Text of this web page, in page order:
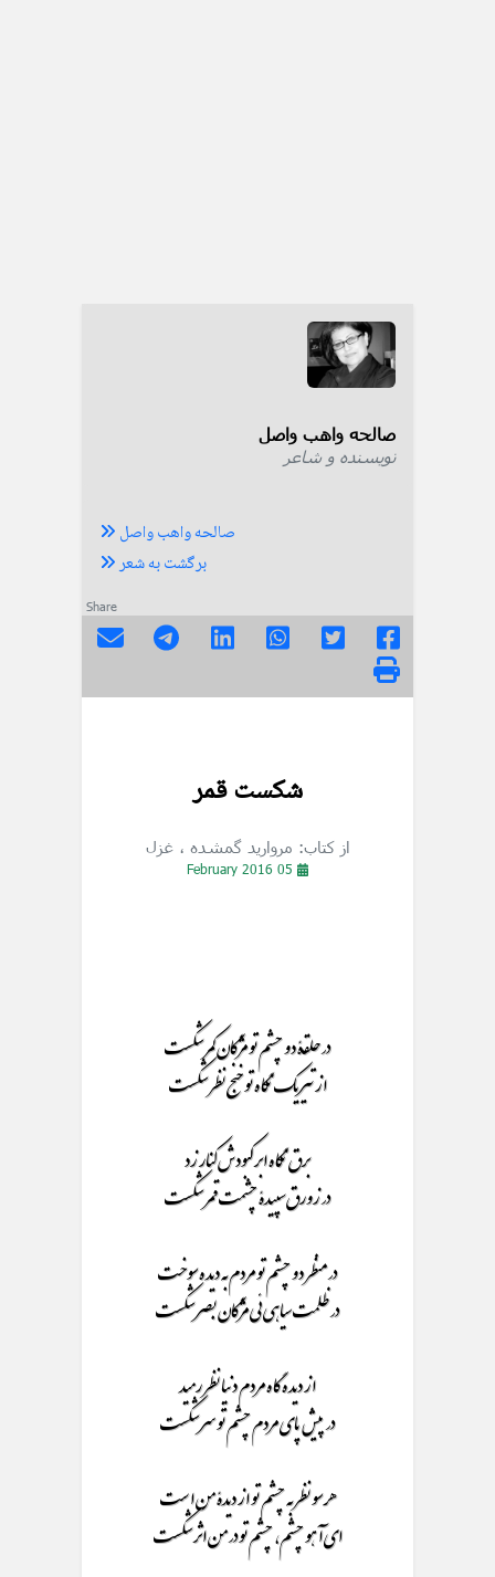
صالحه واهب واصل
نویسنده و شاعر
صالحه واهب واصل
برگشت به شعر
Share
شکست قمر
از کتاب: مروارید گمشده ، غزل
در حلقۀ دو چشم تو مژگان کمر شکست
از تیر یک نگاه تو خنج نظر شکست
برق نگاه ابر کبودش کنار زد
در زورق سپیدۀ چشمت قمر شکست
در منظر دو چشم تو مردم به دیده سوخت
در ظلمت سیاهی ئی مژگان بصر شکست
از دیده گاه مردم دنیا نظر رمید
در پیش پای مردم چشم تو سر شکست
هر سو نظر به چشم تو از دیدۀ من است
ای آهو چشم، چشم تو در من اثر شکست